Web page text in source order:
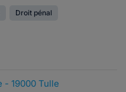
Droit pénal
- 19000 Tulle